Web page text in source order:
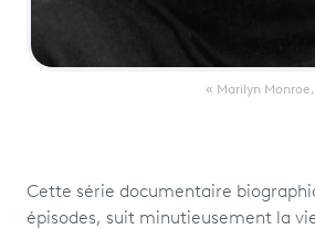
« Marilyn
Cette série documentaire
épisodes, suit minutieusement la